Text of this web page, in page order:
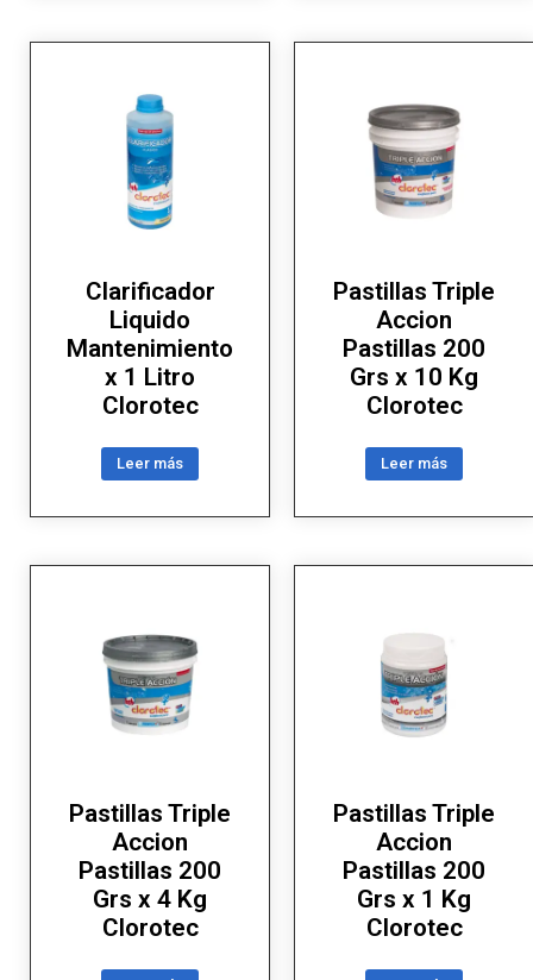
Clarificador
Liquido
Mantenimiento
x 1 Litro
Clorotec
Leer más
Pastillas Triple
Accion
Pastillas 200
Grs x 10 Kg
Clorotec
Leer más
Pastillas Triple
Accion
Pastillas 200
Grs x 4 Kg
Clorotec
Pastillas Triple
Accion
Pastillas 200
Grs x 1 Kg
Clorotec